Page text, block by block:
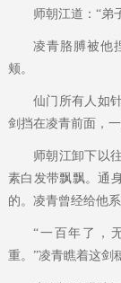
师朝江道：“弟
凌青胳膊被他
颊。
仙门所有人如
剑挡在凌青前面，一
师朝江卸下以
素白发带飘飘。通
的。凌青曾经给他
“一百年了，
重。”凌青瞧着这